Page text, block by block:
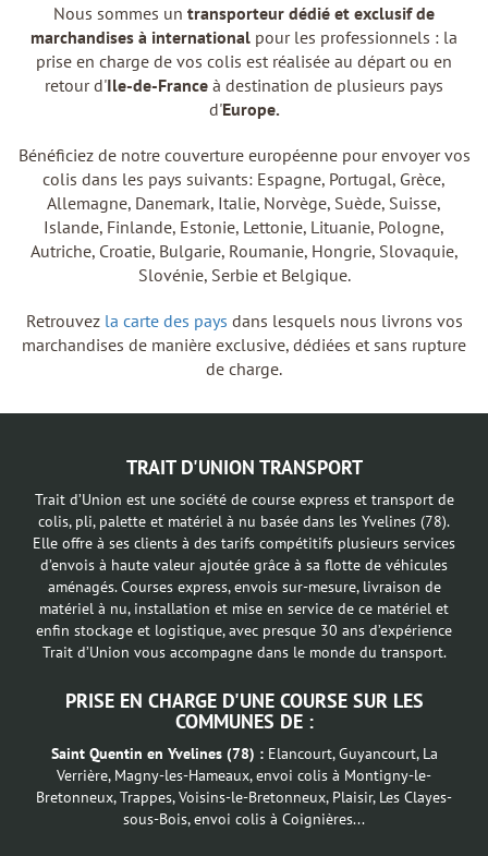
Nous sommes un transporteur dédié et exclusif de
marchandises à international pour les professionnels : la
prise en charge de vos colis est réalisée au départ ou en
retour d'Ile-de-France à destination de plusieurs pays
d'Europe.
Bénéficiez de notre couverture européenne pour envoyer vos
colis dans les pays suivants: Espagne, Portugal, Grèce,
Allemagne, Danemark, Italie, Norvège, Suède, Suisse,
Islande, Finlande, Estonie, Lettonie, Lituanie, Pologne,
Autriche, Croatie, Bulgarie, Roumanie, Hongrie, Slovaquie,
Slovénie, Serbie et Belgique.
Retrouvez la carte des pays dans lesquels nous livrons vos
marchandises de manière exclusive, dédiées et sans rupture
de charge.
TRAIT D'UNION TRANSPORT
Trait d’Union est une société de course express et transport de
colis, pli, palette et matériel à nu basée dans les Yvelines (78).
Elle offre à ses clients à des tarifs compétitifs plusieurs services
d’envois à haute valeur ajoutée grâce à sa flotte de véhicules
aménagés. Courses express, envois sur-mesure, livraison de
matériel à nu, installation et mise en service de ce matériel et
enfin stockage et logistique, avec presque 30 ans d’expérience
Trait d’Union vous accompagne dans le monde du transport.
PRISE EN CHARGE D'UNE COURSE SUR LES
COMMUNES DE :
Saint Quentin en Yvelines (78) :Elancourt, Guyancourt, La
Verrière, Magny-les-Hameaux, envoi colis à Montigny-le-
Bretonneux, Trappes, Voisins-le-Bretonneux, Plaisir, Les Clayes-
sous-Bois, envoi colis à Coignières...